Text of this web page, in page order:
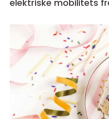
elektriske mobilitets